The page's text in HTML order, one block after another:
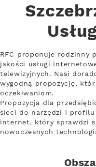
RFC proponuje rodzinny
jakości usługi
telewizyjnych. Nasi
wygodną propozycję,
oczekiwaniom.
Propozycja dla
sieci do narzędzi i
internet, który sprawdzi
nowoczesnych